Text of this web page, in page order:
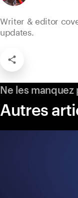
Writer & editor
updates.
Ne les manquez
Autres